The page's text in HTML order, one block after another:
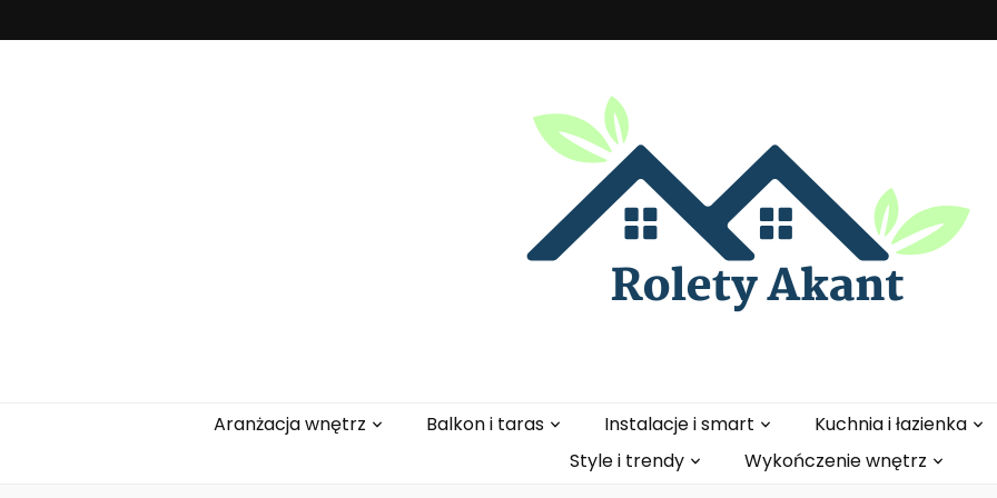
Aranżacja wnętrz Balkon i taras Instalacje i smart Kuchnia i łazienka
Style i trendy
Wykończenie wnętrz